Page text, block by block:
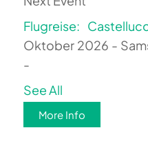
Flugreise:
Oktober 2026 -
-
See All
More Info